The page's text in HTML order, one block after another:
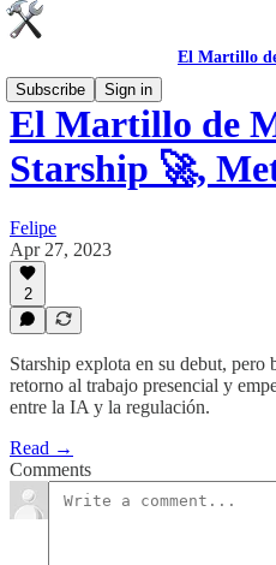
El Martillo
Subscribe
Sign in
El Martillo de
Starship 🚀,
Felipe
Apr 27, 2023
2
Starship explota en su debut, pero
retorno al trabajo presencial y
entre la IA y la regulación.
Read →
Comments